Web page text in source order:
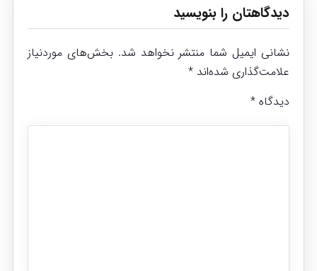
دیدگاهتان را بنویسید
نشانی ایمیل شما منتشر نخواهد شد. بخش‌های موردنیاز
علامت‌گذاری شده‌اند *
دیدگاه *